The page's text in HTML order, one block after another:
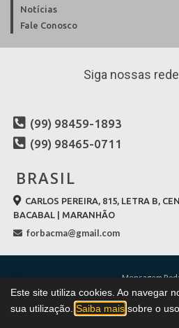
Notícias
Fale Conosco
Siga nossas
(99) 98459-1893
(99) 98465-0711
BRASIL
CARLOS PEREIRA, 815, LETRA B,
BACABAL | MARANHÃO
forbacma@gmail.com
Mensagem
Todos os direitos reservados à
Este site utiliza cookies. Ao navegar
sua utilização. Saiba mais sobre o